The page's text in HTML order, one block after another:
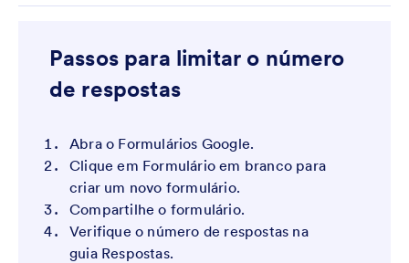
Passos para limitar o número
de respostas
Abra o Formulários Google.
Clique em Formulário em branco para
criar um novo formulário.
Compartilhe o formulário.
Verifique o número de respostas na
guia Respostas.